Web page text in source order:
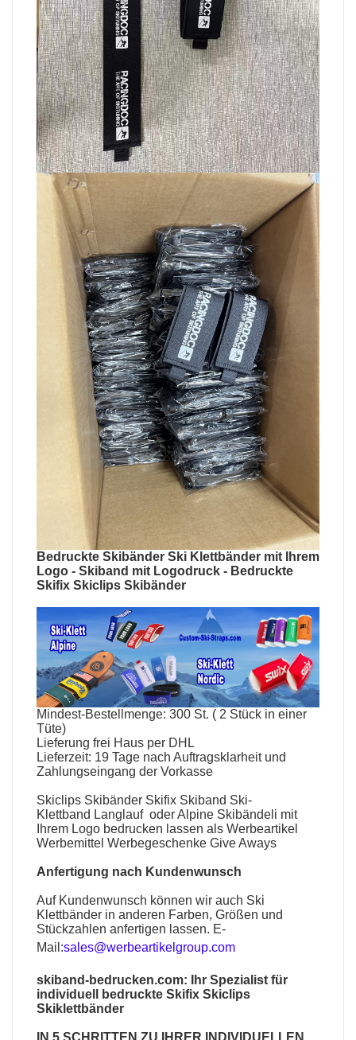
Bedruckte Skibänder Ski Klettbänder mit Ihrem
Logo - Skiband mit Logodruck - Bedruckte
Skifix Skiclips Skibänder
Mindest-Bestellmenge: 300 St. ( 2 Stück in einer
Tüte)
Lieferung frei Haus per DHL
Lieferzeit: 19 Tage nach Auftragsklarheit und
Zahlungseingang der Vorkasse
Skiclips Skibänder Skifix Skiband Ski-
Klettband Langlauf oder Alpine Skibändeli mit
Ihrem Logo bedrucken lassen als Werbeartikel
Werbemittel Werbegeschenke Give Aways
Anfertigung nach Kundenwunsch
Auf Kundenwunsch können wir auch Ski
Klettbänder in anderen Farben, Größen und
Stückzahlen anfertigen lassen. E-
Mail:sales@werbeartikelgroup.com
skiband-bedrucken.com: Ihr Spezialist für
individuell bedruckte Skifix Skiclips
Skiklettbänder